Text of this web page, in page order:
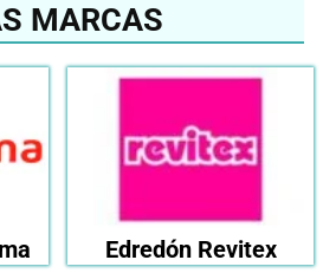
MARCAS
Edredón Revitex